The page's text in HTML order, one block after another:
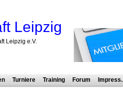
Leipzig
Leipzig e.V.
Turniere Training Forum Impress.